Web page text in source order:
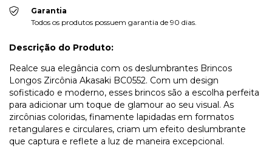
Garantia
Todos os produtos possuem garantia de 90 dias.
Descrição do Produto:
Realce sua elegância com os deslumbrantes Brincos
Longos Zircônia Akasaki BC0552. Com um design
sofisticado e moderno, esses brincos são a escolha perfeita
para adicionar um toque de glamour ao seu visual. As
zircônias coloridas, finamente lapidadas em formatos
retangulares e circulares, criam um efeito deslumbrante
que captura e reflete a luz de maneira excepcional.